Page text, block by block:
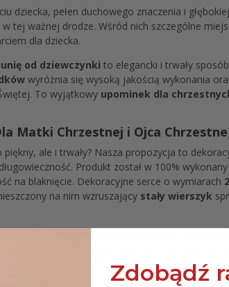
dziecka, pełen duchowego znaczenia i
tej ważnej drodze. Wśród nich szczególne
dla dziecka.
od dziewczynki to elegancki i trwały
wyróżnia się wysoką jakością wykonania
To wyjątkowy upominek dla
Matki Chrzestnej i Ojca
ale i trwały? Nasza propozycja to
Produkt został w 100%
na blaknięcie. Dekoracyjne serce o wymiarach
na nim wzruszający stały wierszyk
serce na prezent komunijny
lada wyzwanie. Warto postawić na
podziękowanie dla Ojca Chrzestnego i Matki
Zdobądź